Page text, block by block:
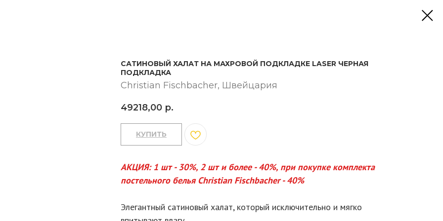
САТИНОВЫЙ ХАЛАТ НА МАХРОВОЙ ПОДКЛАДКЕ LASER ЧЕРНАЯ
ПОДКЛАДКА
Christian Fischbacher, Швейцария
49218,00 р.
КУПИТЬ
АКЦИЯ: 1 шт - 30%, 2 шт и более - 40%, при покупке комплекта
постельного белья Christian Fischbacher - 40%
Элегантный сатиновый халат, который исключительно и мягко